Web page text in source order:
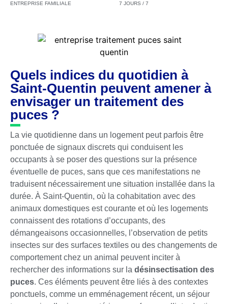
ENTREPRISE FAMILIALE 7 JOURS / 7
Quels indices du quotidien à
Saint-Quentin peuvent amener à
envisager un traitement des
puces ?
La vie quotidienne dans un logement peut parfois être
ponctuée de signaux discrets qui conduisent les
occupants à se poser des questions sur la présence
éventuelle de puces, sans que ces manifestations ne
traduisent nécessairement une situation installée dans la
durée. À Saint-Quentin, où la cohabitation avec des
animaux domestiques est courante et où les logements
connaissent des rotations d’occupants, des
démangeaisons occasionnelles, l’observation de petits
insectes sur des surfaces textiles ou des changements de
comportement chez un animal peuvent inciter à
rechercher des informations sur la désinsectisation des
puces. Ces éléments peuvent être liés à des contextes
ponctuels, comme un emménagement récent, un séjour